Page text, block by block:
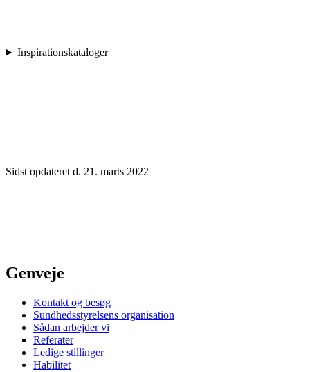
Inspirationskataloger
Sidst opdateret d. 21. marts 2022
Genveje
Kontakt og besøg
Sundhedsstyrelsens organisation
Sådan arbejder vi
Referater
Ledige stillinger
Habilitet